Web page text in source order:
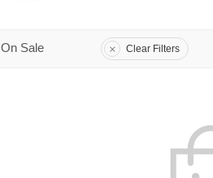
On Sale Clear Filters